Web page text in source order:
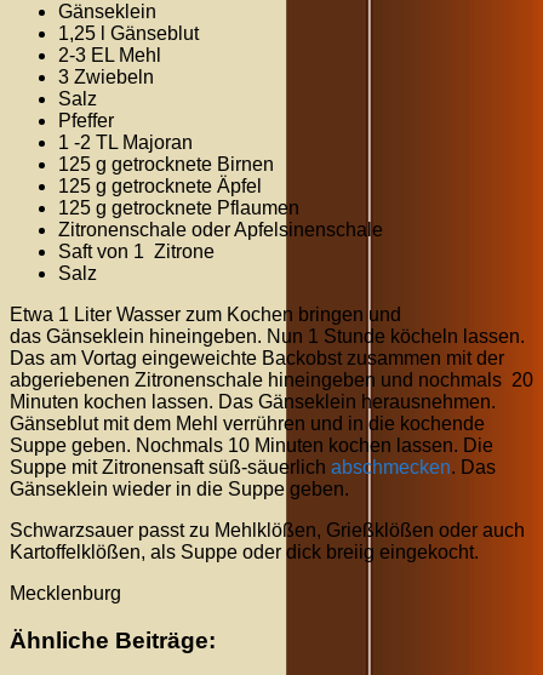
Gänseklein
1,25 l Gänseblut
2-3 EL Mehl
3 Zwiebeln
Salz
Pfeffer
1 -2 TL Majoran
125 g getrocknete Birnen
125 g getrocknete Äpfel
125 g getrocknete Pflaumen
Zitronenschale oder Apfelsinenschale
Saft von 1 Zitrone
Salz
Etwa 1 Liter Wasser zum Kochen bringen und
das Gänseklein hineingeben. Nun 1 Stunde köcheln lassen.
Das am Vortag eingeweichte Backobst zusammen mit der
abgeriebenen Zitronenschale hineingeben und nochmals 20
Minuten kochen lassen. Das Gänseklein herausnehmen.
Gänseblut mit dem Mehl verrühren und in die kochende
Suppe geben. Nochmals 10 Minuten kochen lassen. Die
Suppe mit Zitronensaft süß-säuerlich abschmecken. Das
Gänseklein wieder in die Suppe geben.
Schwarzsauer passt zu Mehlklößen, Grießklößen oder auch
Kartoffelklößen, als Suppe oder dick breiig eingekocht.
Mecklenburg
Ähnliche Beiträge: